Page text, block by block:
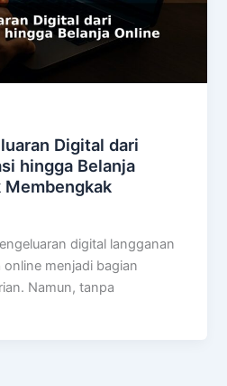
Digital dari
hingga Belanja
Membengkak
digital langganan
menjadi bagian
Namun, tanpa